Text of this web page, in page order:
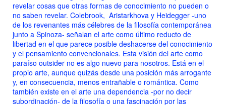
revelar cosas que otras formas de conocimiento no pueden o
no saben revelar. Colebrook, Aristarkhova y Heidegger -uno
de los revenantes más célebres de la filosofía contemporánea
junto a Spinoza- señalan el arte como último reducto de
libertad en el que parece posible deshacerse del conocimiento
y el pensamiento convencionales. Esta visión del arte como
paraíso outsider no es algo nuevo para nosotros. Está en el
propio arte, aunque quizás desde una posición más arrogante
y, en consecuencia, menos entrañable o romántica. Como
también existe en el arte una dependencia -por no decir
subordinación- de la filosofía o una fascinación por las